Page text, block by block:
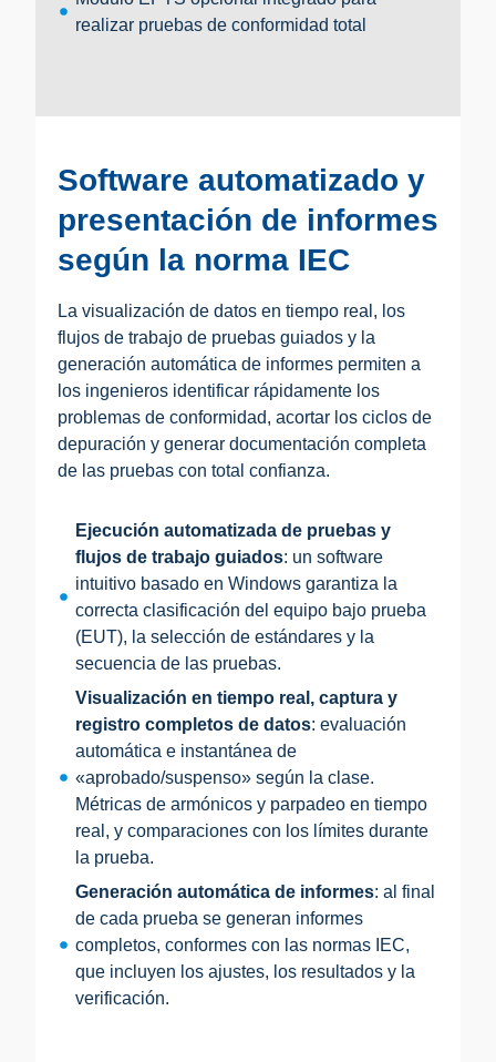
realizar pruebas de conformidad total
Software automatizado y
presentación de informes
según la norma IEC
La visualización de datos en tiempo real, los
flujos de trabajo de pruebas guiados y la
generación automática de informes permiten a
los ingenieros identificar rápidamente los
problemas de conformidad, acortar los ciclos de
depuración y generar documentación completa
de las pruebas con total confianza.
Ejecución automatizada de pruebas y
flujos de trabajo guiados: un software
intuitivo basado en Windows garantiza la
correcta clasificación del equipo bajo prueba
(EUT), la selección de estándares y la
secuencia de las pruebas.
Visualización en tiempo real, captura y
registro completos de datos: evaluación
automática e instantánea de
«aprobado/suspenso» según la clase.
Métricas de armónicos y parpadeo en tiempo
real, y comparaciones con los límites durante
la prueba.
Generación automática de informes: al final
de cada prueba se generan informes
completos, conformes con las normas IEC,
que incluyen los ajustes, los resultados y la
verificación.